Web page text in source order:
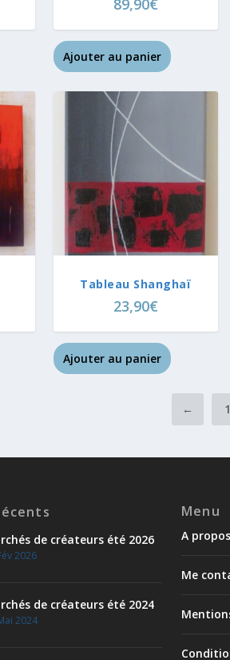
Ajouter au panier
Tableau Shanghaï
23,90€
Ajouter au panier
← 1
de créateurs été 2026
2026
de créateurs été 2024
2024
Menu
A
Me